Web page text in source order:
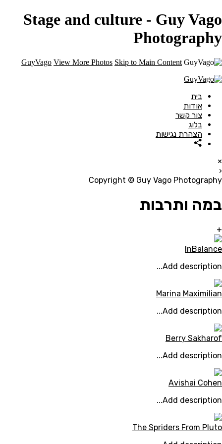
Stage and culture - Guy Vago
Photography
GuyVago View More Photos Skip to Main Content
בית
אודות
צור קשר
בלוג
הצהרת נגישות
×
‹
Copyright © Guy Vago Photography
במה ותרבות
+
InBalance
Add description...
Marina Maximilian
Add description...
Berry Sakharof
Add description...
Avishai Cohen
Add description...
The Spriders From Pluto